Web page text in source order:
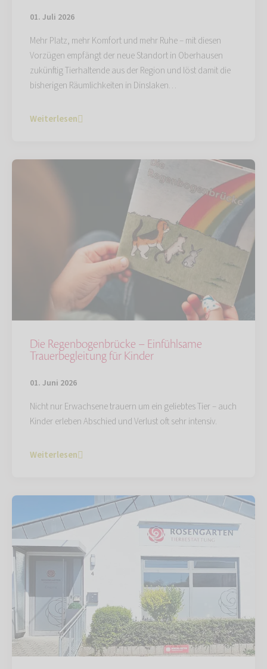
01. Juli 2026
Mehr Platz, mehr Komfort und mehr Ruhe – mit diesen
Vorzügen empfängt der neue Standort in Oberhausen
zukünftig Tierhaltende aus der Region und löst damit die
bisherigen Räumlichkeiten in Dinslaken…
Weiterlesen
Die Regenbogenbrücke – Einfühlsame
Trauerbegleitung für Kinder
01. Juni 2026
Nicht nur Erwachsene trauern um ein geliebtes Tier – auch
Kinder erleben Abschied und Verlust oft sehr intensiv.
Weiterlesen